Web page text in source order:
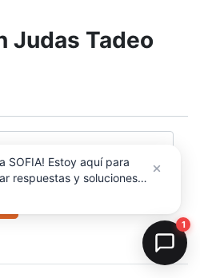
Judas Tadeo